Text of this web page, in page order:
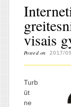
visais
Posted on 2017/
Turb
ūt
ne